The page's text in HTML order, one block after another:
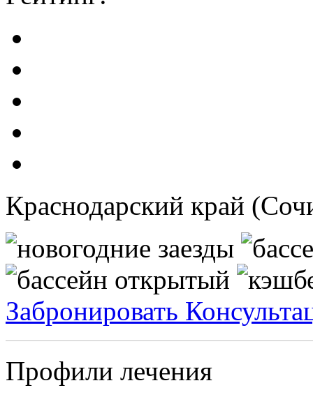
Краснодарский край
Забронировать
Профили лечения